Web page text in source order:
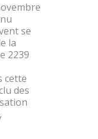
se
la
2239
cette
des